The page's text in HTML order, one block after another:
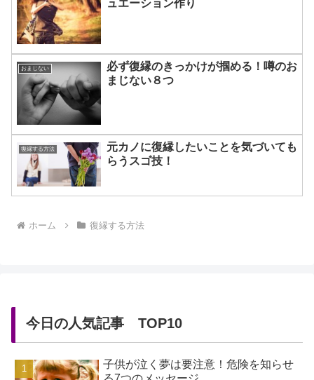
ュエーション作り
おまじない
必ず復縁のきっかけが掴める！噂のお
まじない８つ
復縁する方法
元カノに復縁したいことを気づいても
らうスゴ技！
ホーム 復縁する方法
今日の人気記事 TOP10
子供が泣く夢は要注意！危険を知らせ